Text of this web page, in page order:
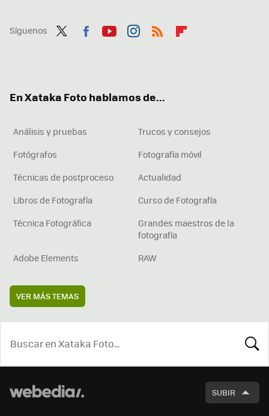
Síguenos
En Xataka Foto hablamos de...
Análisis y pruebas
Trucos y consejos
Fotógrafos
Fotografía móvil
Técnicas de postproceso
Actualidad
Libros de Fotografía
Curso de Fotografía
Técnica Fotográfica
Grandes maestros de la
fotografía
Adobe Elements
RAW
VER MÁS TEMAS
SUBIR